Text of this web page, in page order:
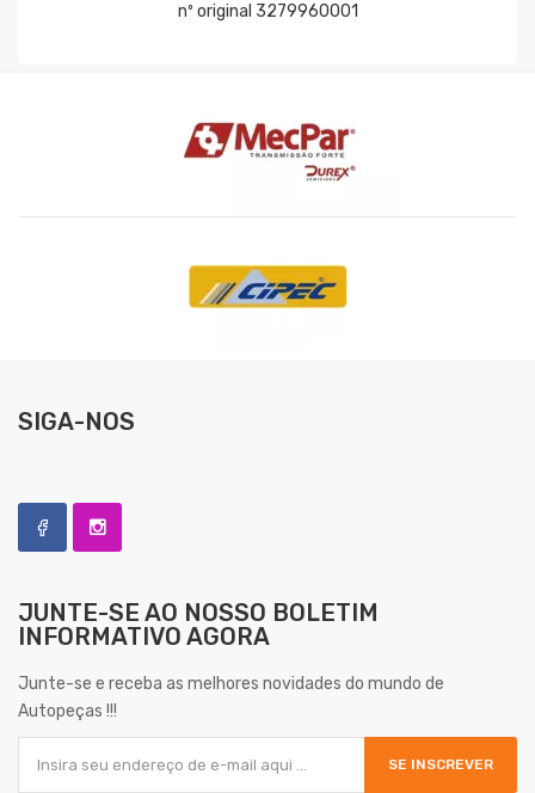
nº original 3279960001
SIGA-NOS
JUNTE-SE AO NOSSO BOLETIM
INFORMATIVO AGORA
Junte-se e receba as melhores novidades do mundo de
Autopeças !!!
SE INSCREVER